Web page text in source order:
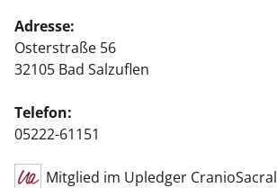
Adresse:
Osterstraße 56
32105 Bad Salzuflen
Telefon:
05222-61151
Mitglied im Upledger CranioSacral
Viszerale Osteopathie
Klinische & Praktische Kurse
Prüfung & Zertifikation
Live Online-Kurse
Wissenswertes
Soziales Engagement